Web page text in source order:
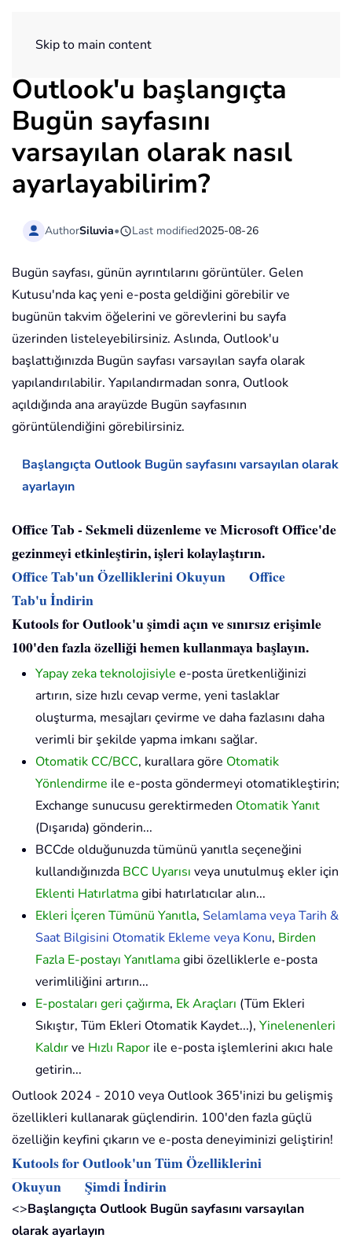
Skip to main content
Outlook'u başlangıçta
Bugün sayfasını
varsayılan olarak nasıl
ayarlayabilirim?
AuthorSiluvia• Last modified2025-08-26
Bugün sayfası, günün ayrıntılarını görüntüler. Gelen
Kutusu'nda kaç yeni e-posta geldiğini görebilir ve
bugünün takvim öğelerini ve görevlerini bu sayfa
üzerinden listeleyebilirsiniz. Aslında, Outlook'u
başlattığınızda Bugün sayfası varsayılan sayfa olarak
yapılandırılabilir. Yapılandırmadan sonra, Outlook
açıldığında ana arayüzde Bugün sayfasının
görüntülendiğini görebilirsiniz.
Başlangıçta Outlook Bugün sayfasını varsayılan olarak
ayarlayın
Office Tab - Sekmeli düzenleme ve Microsoft Office'de
gezinmeyi etkinleştirin, işleri kolaylaştırın.
Office Tab'un Özelliklerini Okuyun
Office
Tab'u İndirin
Kutools for Outlook'u şimdi açın ve sınırsız erişimle
100'den fazla özelliği hemen kullanmaya başlayın.
Yapay zeka teknolojisiyle e-posta üretkenliğinizi
artırın, size hızlı cevap verme, yeni taslaklar
oluşturma, mesajları çevirme ve daha fazlasını daha
verimli bir şekilde yapma imkanı sağlar.
Otomatik CC/BCC, kurallara göre Otomatik
Yönlendirme ile e-posta göndermeyi otomatikleştirin;
Exchange sunucusu gerektirmeden Otomatik Yanıt
(Dışarıda) gönderin...
BCCde olduğunuzda tümünü yanıtla seçeneğini
kullandığınızda BCC Uyarısı veya unutulmuş ekler için
Eklenti Hatırlatmagibi hatırlatıcılar alın...
Ekleri İçeren Tümünü Yanıtla, Selamlama veya Tarih &
Saat Bilgisini Otomatik Ekleme veya Konu, Birden
Fazla E-postayı Yanıtlamagibi özelliklerle e-posta
verimliliğini artırın...
E-postaları geri çağırma, Ek Araçları (Tüm Ekleri
Sıkıştır, Tüm Ekleri Otomatik Kaydet...), Yinelenenleri
Kaldırve Hızlı Rapor ile e-posta işlemlerini akıcı hale
getirin...
Outlook 2024 - 2010 veya Outlook 365'inizi bu gelişmiş
özellikleri kullanarak güçlendirin. 100'den fazla güçlü
özelliğin keyfini çıkarın ve e-posta deneyiminizi geliştirin!
Kutools for Outlook'un Tüm Özelliklerini
Okuyun
Şimdi İndirin
<>Başlangıçta Outlook Bugün sayfasını varsayılan
olarak ayarlayın